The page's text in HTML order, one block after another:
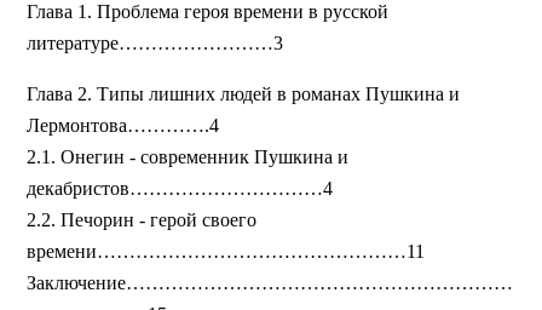
Глава 1. Проблема героя времени в русской
литературе……………………3
Глава 2. Типы лишних людей в романах Пушкина и
Лермонтова………….4
2.1. Онегин - современник Пушкина и
декабристов…………………………4
2.2. Печорин - герой своего
времени…………………………………………11
Заключение……………………………………………………